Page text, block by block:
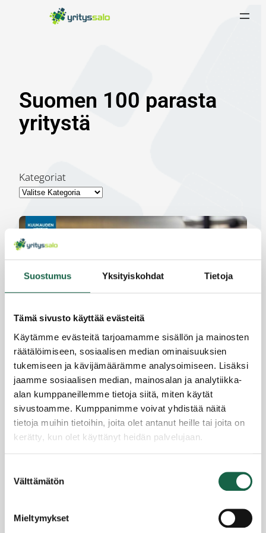
Suostumus Yksityiskohdat Tietoja
Tämä sivusto käyttää evästeitä
Käytämme evästeitä tarjoamamme sisällön ja mainosten
räätälöimiseen, sosiaalisen median ominaisuuksien
tukemiseen ja kävijämäärämme analysoimiseen. Lisäksi
jaamme sosiaalisen median, mainosalan ja analytiikka-
alan kumppaneillemme tietoja siitä, miten käytät
sivustoamme. Kumppanimme voivat yhdistää näitä
tietoja muihin tietoihin, joita olet antanut heille tai joita on
kerätty, kun olet käyttänyt heidän palvelujaan.
Evästeet >
valinta
Välttämätön
Mieltymykset
Suomen 100 parasta
yritystä
Kategoriat
Teollisuusasentaja kasvattaa resurssejaan
yrityskaupalla – IT-line Service valittiin Suomen
parhaiden yritysten joukkoon
8.1.2025
Yrityssalo Oy